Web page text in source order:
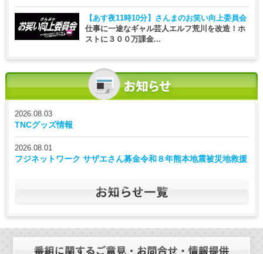
【あす夜11時10分】 さんまのお笑い向上委員会
仕事に一途なギャル芸人エルフ荒川を改造！ホ
ストに３００万課金...
2026.08.03
TNCグッズ情報
2026.08.01
フジネットワーク サザエさん募金令和８年熊本地震被災地救援